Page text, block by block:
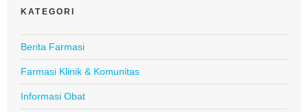
KATEGORI
Berita Farmasi
Farmasi Klinik & Komunitas
Informasi Obat